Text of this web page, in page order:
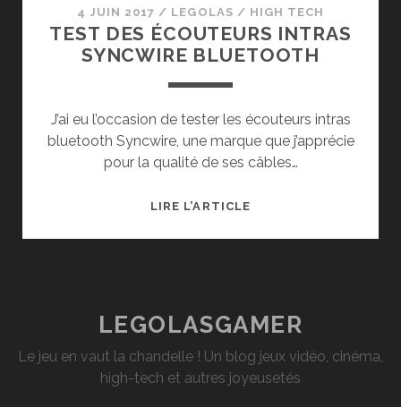
4 JUIN 2017 / LEGOLAS / HIGH TECH
TEST DES ÉCOUTEURS INTRAS
SYNCWIRE BLUETOOTH
J’ai eu l’occasion de tester les écouteurs intras
bluetooth Syncwire, une marque que j’apprécie
pour la qualité de ses câbles…
LIRE L’ARTICLETEST
LEGOLASGAMER
Le jeu en vaut la chandelle ! Un blog jeux vidéo, cinéma,
high-tech et autres joyeusetés